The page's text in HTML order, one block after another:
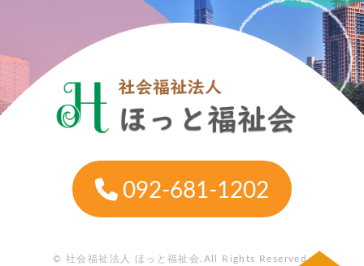
092-681-1202
© 社会福祉法人 ほっと福祉会.All Rights Reserved.